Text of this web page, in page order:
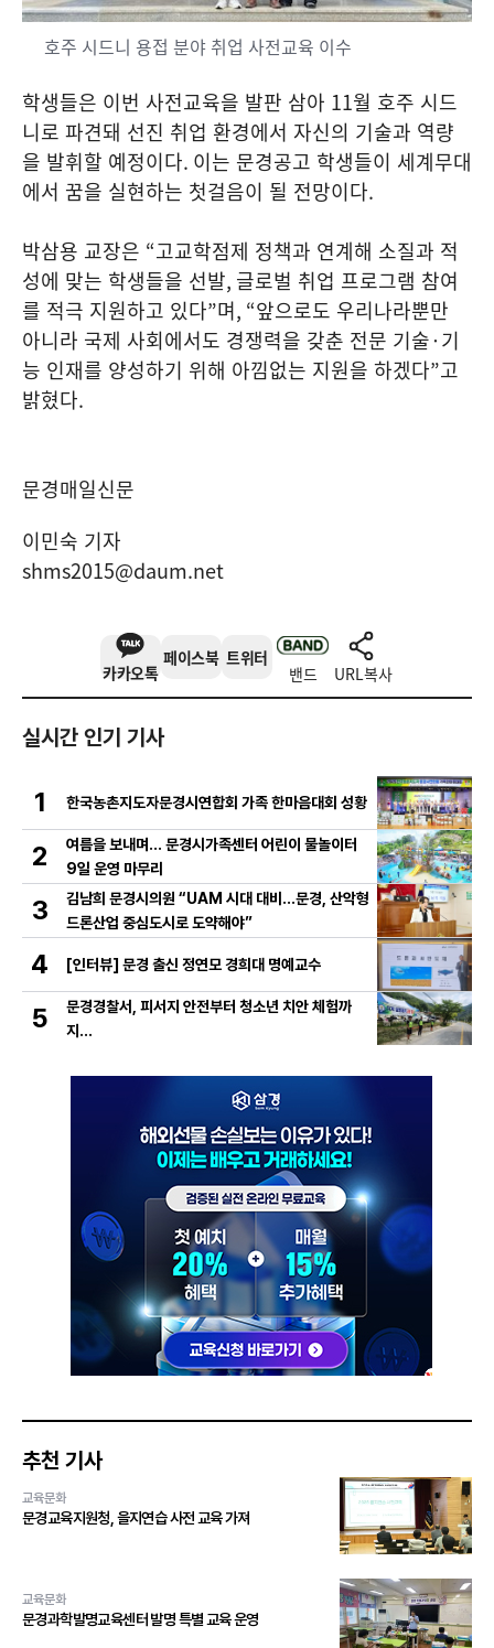
호주 시드니 용접 분야 취업 사전교육 이수
학생들은 이번 사전교육을 발판 삼아 11월 호주 시드
니로 파견돼 선진 취업 환경에서 자신의 기술과 역량
을 발휘할 예정이다. 이는 문경공고 학생들이 세계무대
에서 꿈을 실현하는 첫걸음이 될 전망이다.
박삼용 교장은 “고교학점제 정책과 연계해 소질과 적
성에 맞는 학생들을 선발, 글로벌 취업 프로그램 참여
를 적극 지원하고 있다”며, “앞으로도 우리나라뿐만
아니라 국제 사회에서도 경쟁력을 갖춘 전문 기술·기
능 인재를 양성하기 위해 아낌없는 지원을 하겠다”고
밝혔다.
문경매일신문
이민숙 기자
shms2015@daum.net
카카오톡
페이스북 트위터
밴드 URL복사
실시간 인기 기사
1 한국농촌지도자문경시연합회 가족 한마음대회 성황
2
여름을 보내며… 문경시가족센터 어린이 물놀이터
9일 운영 마무리
3
김남희 문경시의원 “UAM 시대 대비…문경, 산악형
드론산업 중심도시로 도약해야”
4 [인터뷰] 문경 출신 정연모 경희대 명예교수
5
문경경찰서, 피서지 안전부터 청소년 치안 체험까
지…
추천 기사
교육문화
문경교육지원청, 을지연습 사전 교육 가져
교육문화
문경과학발명교육센터 발명 특별 교육 운영